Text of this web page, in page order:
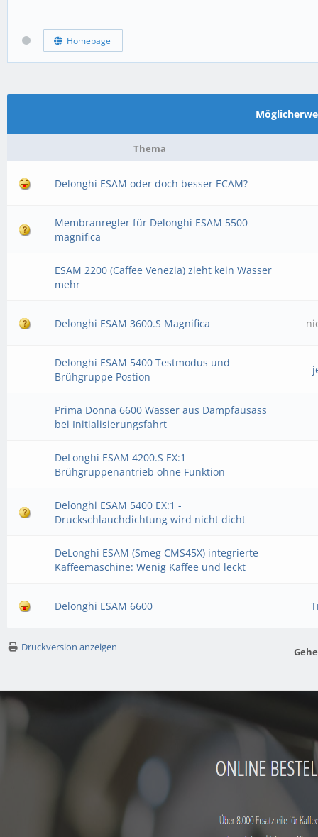
Homepage
Thema
Delonghi ESAM oder doch besser ECAM?
Membranregler für Delonghi ESAM 5500
magnifica
ESAM 2200 (Caffee Venezia) zieht kein Wasser
mehr
Delonghi ESAM 3600.S Magnifica
Delonghi ESAM 5400 Testmodus und
Brühgruppe Postion
Prima Donna 6600 Wasser aus Dampfausass
bei Initialisierungsfahrt
DeLonghi ESAM 4200.S EX:1
Brühgruppenantrieb ohne Funktion
Delonghi ESAM 5400 EX:1 -
Druckschlauchdichtung wird nicht dicht
DeLonghi ESAM (Smeg CMS45X) integrierte
Kaffeemaschine: Wenig Kaffee und leckt
Delonghi ESAM 6600
Druckversion anzeigen